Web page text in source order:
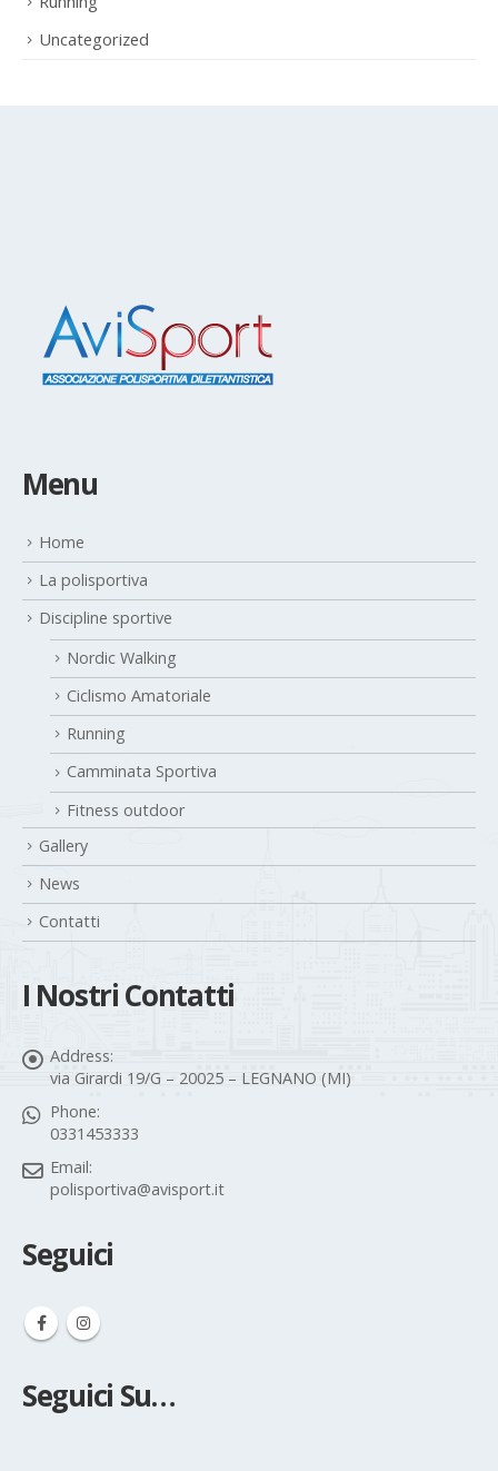
Uncategorized
La polisportiva
Discipline sportive
Nordic Walking
Ciclismo Amatoriale
Running
Camminata Sportiva
Fitness outdoor
Gallery
News
Contatti
via Girardi 19/G – 20025 – LEGNANO (MI)
Phone:
0331453333
Email:
polisportiva@avisport.it